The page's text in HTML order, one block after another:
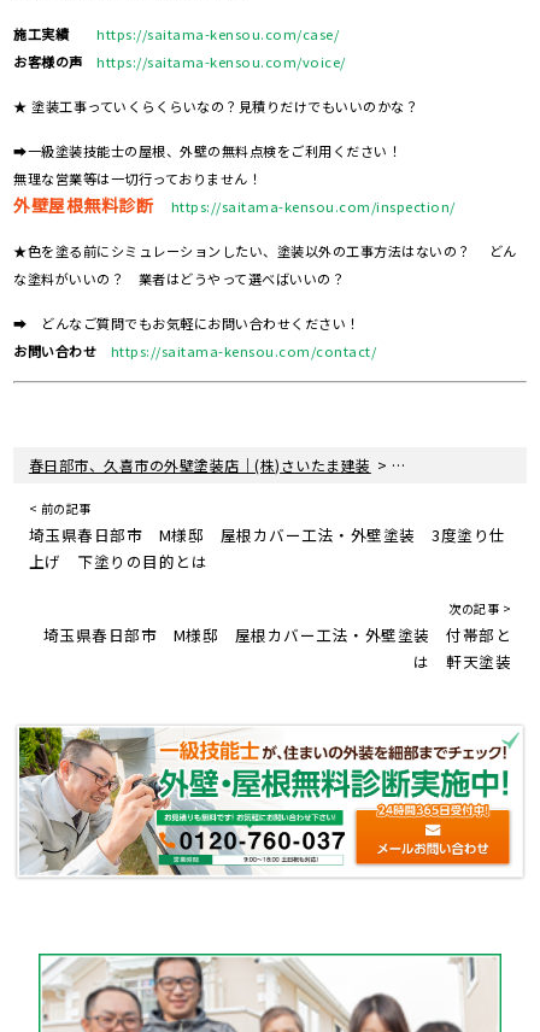
施工実績
https://saitama-kensou.com/case/
お客様の声
https://saitama-kensou.com/voice/
★ 塗装工事っていくらくらいなの？見積りだけでもいいのかな？
➡一級塗装技能士の屋根、外壁の無料点検をご利用ください！
無理な営業等は一切行っておりません！
外壁屋根無料診断 https://saitama-kensou.com/inspection/
★色を塗る前にシミュレーションしたい、塗装以外の工事方法はないの？ どん
な塗料がいいの？ 業者はどうやって選べばいいの？
➡ どんなご質問でもお気軽にお問い合わせください！
お問い合わせ
https://saitama-kensou.com/contact/
春日部市、久喜市の外壁塗装店｜(株)さいたま建装 > 塗装現場レポート
< 前の記事
埼玉県春日部市 M様邸 屋根カバー工法・外壁塗装 3度塗り仕
上げ 下塗りの目的とは
次の記事 >
埼玉県春日部市 M様邸 屋根カバー工法・外壁塗装 付帯部と
は 軒天塗装